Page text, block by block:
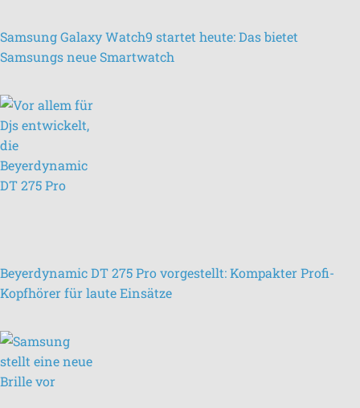
Samsung Galaxy Watch9 startet heute: Das bietet
Samsungs neue Smartwatch
Beyerdynamic DT 275 Pro vorgestellt: Kompakter Profi-
Kopfhörer für laute Einsätze